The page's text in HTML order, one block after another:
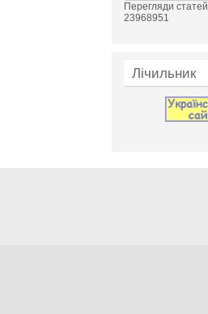
Перегляди статей
23968951
Лічильник